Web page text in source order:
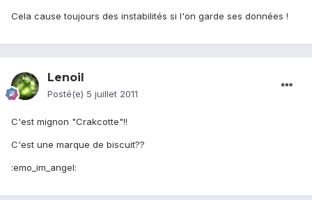
Cela cause toujours des instabilités si l'on garde ses données !
Lenoil
Posté(e) 5 juillet 2011
C'est mignon "Crakcotte"!!
C'est une marque de biscuit??
:emo_im_angel: